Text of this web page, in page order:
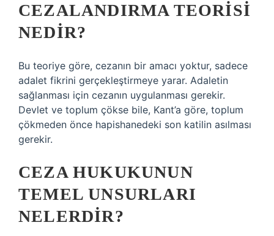
CEZALANDIRMA TEORISI
NEDIR?
Bu teoriye göre, cezanın bir amacı yoktur, sadece
adalet fikrini gerçekleştirmeye yarar. Adaletin
sağlanması için cezanın uygulanması gerekir.
Devlet ve toplum çökse bile, Kant’a göre, toplum
çökmeden önce hapishanedeki son katilin asılması
gerekir.
CEZA HUKUKUNUN
TEMEL UNSURLARI
NELERDIR?